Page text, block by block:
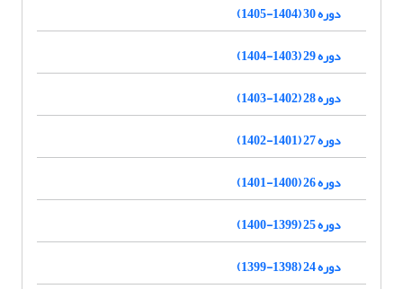
دوره 30 (1404-1405)
دوره 29 (1403-1404)
دوره 28 (1402-1403)
دوره 27 (1401-1402)
دوره 26 (1400-1401)
دوره 25 (1399-1400)
دوره 24 (1398-1399)